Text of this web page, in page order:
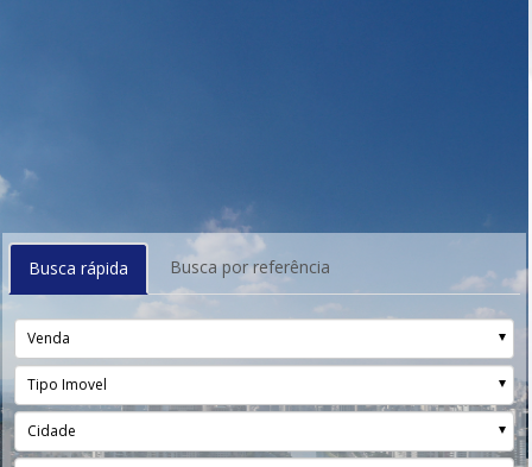
Busca rápida Busca por referência
Venda
Tipo Imovel
Cidade